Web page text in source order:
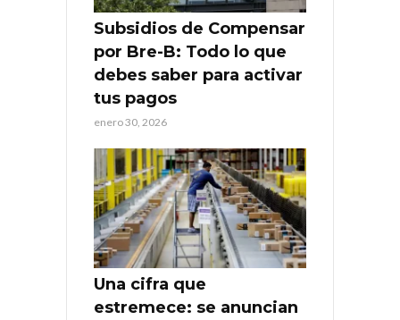
Subsidios de Compensar
por Bre-B: Todo lo que
debes saber para activar
tus pagos
enero 30, 2026
Una cifra que
estremece: se anuncian